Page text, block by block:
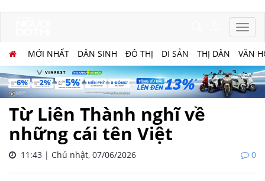
MỚI NHẤT DÂN SINH ĐÔ THỊ DI SẢN THỊ DÂN VĂN
Từ Liên Thành nghĩ về
những cái tên Việt
11:43 | Chủ nhật, 07/06/2026 0